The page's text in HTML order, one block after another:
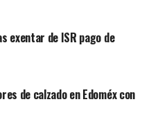
en Izcalli
de TultitlÃ¡n
exentar de ISR pago de
de calzado en Edoméx con